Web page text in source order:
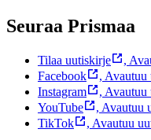
Seuraa Prismaa
Tilaa uutiskirje ,
Facebook
, Avautuu
Instagram
, Avautuu
YouTube
, Avautuu
TikTok
, Avautuu